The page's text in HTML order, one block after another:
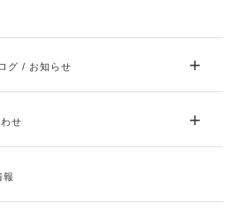
グ / お知らせ
せ
報